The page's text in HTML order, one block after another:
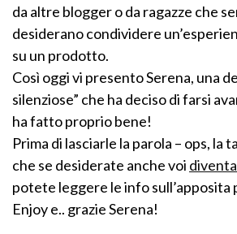
da altre blogger o da ragazze che
desiderano condividere
su un prodotto.
Così oggi vi presento Serena, una
silenziose” che ha deciso di farsi
ha fatto proprio bene!
Prima di lasciarle la parola – ops, la
che se desiderate anche voi
potete leggere le info sull’apposita
Enjoy e.. grazie Serena!